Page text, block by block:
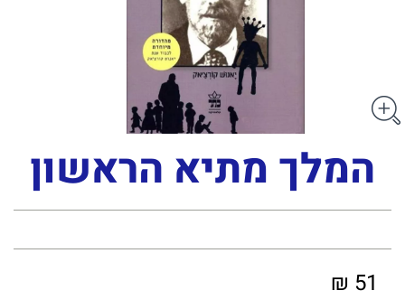
המלך מתיא הראשון
51 ₪